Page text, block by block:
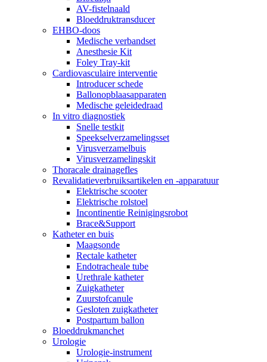
AV-fistelnaald
Bloeddruktransducer
EHBO-doos
Medische verbandset
Anesthesie Kit
Foley Tray-kit
Cardiovasculaire interventie
Introducer schede
Ballonopblaasapparaten
Medische geleidedraad
In vitro diagnostiek
Snelle testkit
Speekselverzamelingsset
Virusverzamelbuis
Virusverzamelingskit
Thoracale drainagefles
Revalidatieverbruiksartikelen en -apparatuur
Elektrische scooter
Elektrische rolstoel
Incontinentie Reinigingsrobot
Brace&Support
Katheter en buis
Maagsonde
Rectale katheter
Endotracheale tube
Urethrale katheter
Zuigkatheter
Zuurstofcanule
Gesloten zuigkatheter
Postpartum ballon
Bloeddrukmanchet
Urologie
Urologie-instrument